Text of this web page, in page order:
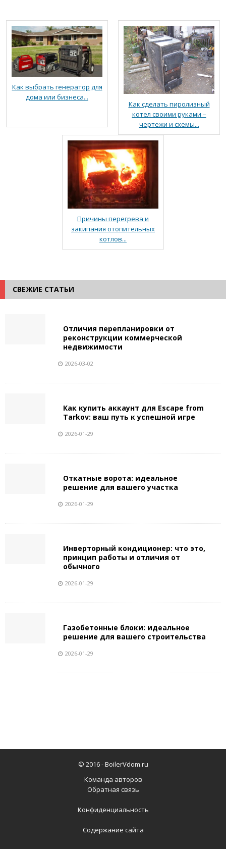
Как выбрать генератор для
дома или бизнеса...
Как сделать пиролизный
котел своими руками –
чертежи и схемы...
Причины перегрева и
закипания отопительных
котлов...
СВЕЖИЕ СТАТЬИ
Отличия перепланировки от
реконструкции коммерческой
недвижимости
2026-03-02
Как купить аккаунт для Escape from
Tarkov: ваш путь к успешной игре
2026-01-29
Откатные ворота: идеальное
решение для вашего участка
2026-01-29
Инверторный кондиционер: что это,
принцип работы и отличия от
обычного
2026-01-29
Газобетонные блоки: идеальное
решение для вашего строительства
2026-01-29
© 2016 -BoilerVdom.ru
Команда авторов
Обратная связь
Конфиденциальность
Содержание сайта